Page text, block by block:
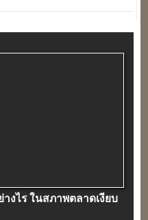
างไร ในสภาพตลาดเงียบ